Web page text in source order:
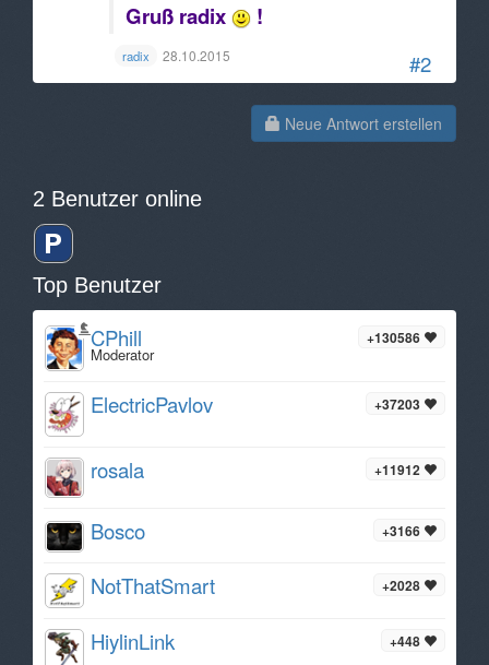
#2
Gruß radix !
radix 28.10.2015
Neue Antwort erstellen
2 Benutzer online
Top Benutzer
+130586
CPhill
Moderator
+37203
ElectricPavlov
+11912
rosala
+3166
Bosco
+2028
NotThatSmart
+448
HiylinLink